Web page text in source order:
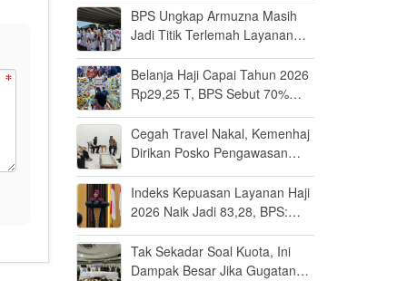
BPS Ungkap Armuzna Masih
Jadi Titik Terlemah Layanan
Belanja Haji Capai Tahun 2026
Rp29,25 T, BPS Sebut 70%
Saudi
Cegah Travel Nakal, Kemenhaj
Dirikan Posko Pengawasan
Indeks Kepuasan Layanan Haji
2026 Naik Jadi 83,28, BPS:
Tak Sekadar Soal Kuota, Ini
Dampak Besar Jika Gugatan